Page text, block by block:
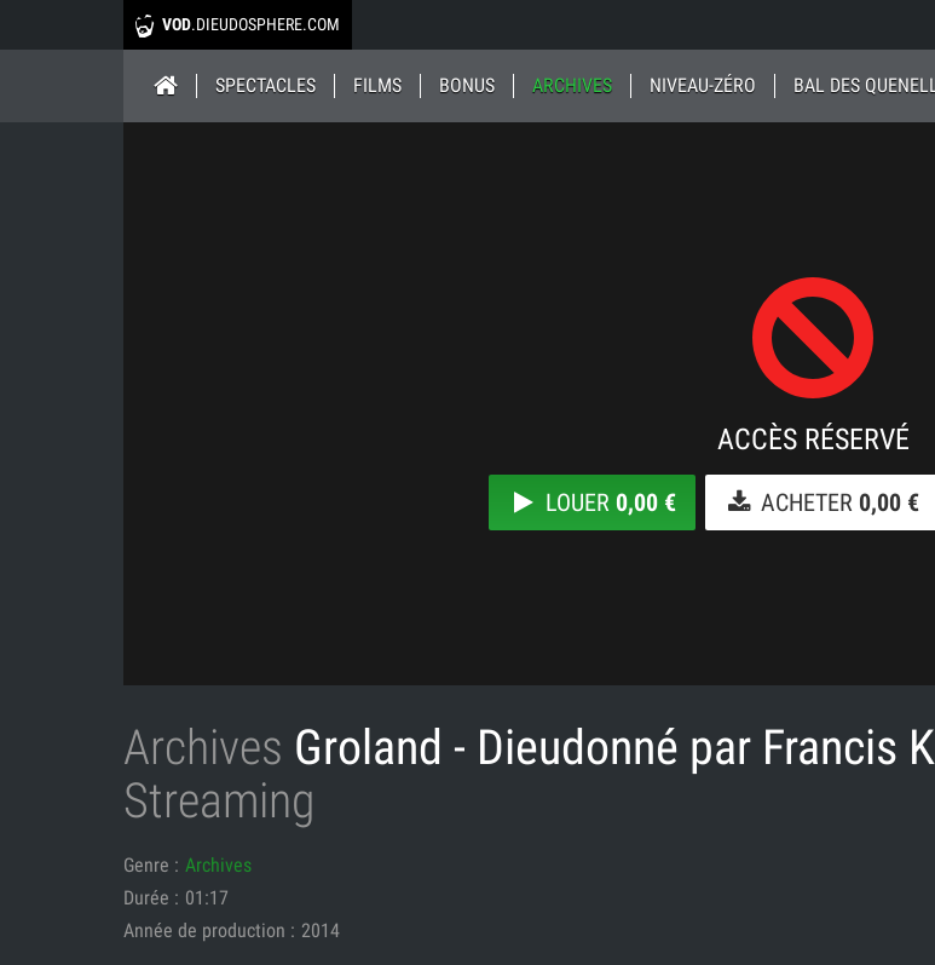
VOD.DIEUDOSPHERE.COM
SPECTACLES FILMS BONUS ARCHIVES NIVEAU-ZÉRO BAL DES
ACCÈS RÉSERVÉ
LOUER 0,00 € ACHETER 0,00 €
Archives Groland - Dieudonné par Francis
Streaming
Genre : Archives
Durée : 01:17
Année de production : 2014